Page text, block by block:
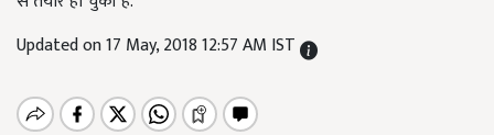
Updated on 17 May, 2018 12:57 AM IST